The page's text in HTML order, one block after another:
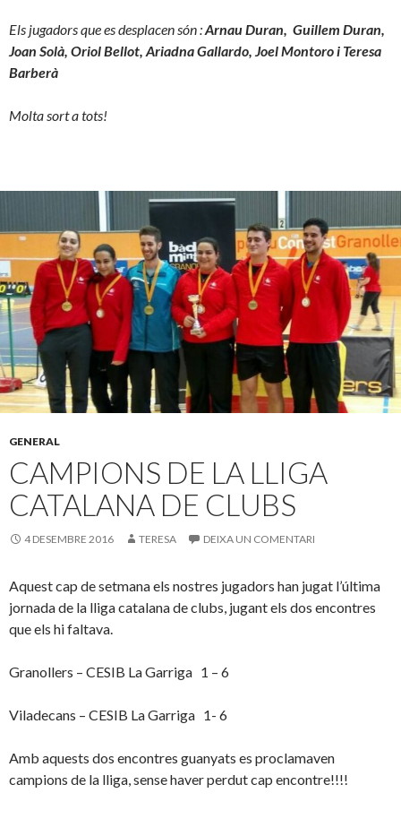
Els jugadors que es desplacen són :Arnau Duran, Guillem Duran,
Joan Solà, Oriol Bellot, Ariadna Gallardo, Joel Montoro i Teresa
Barberà
Molta sort a tots!
GENERAL
CAMPIONS DE LA LLIGA
CATALANA DE CLUBS
4 DESEMBRE 2016 TERESA DEIXA UN COMENTARI
Aquest cap de setmana els nostres jugadors han jugat l’última
jornada de la lliga catalana de clubs, jugant els dos encontres
que els hi faltava.
Granollers – CESIB La Garriga 1 – 6
Viladecans – CESIB La Garriga 1- 6
Amb aquests dos encontres guanyats es proclamaven
campions de la lliga, sense haver perdut cap encontre!!!!